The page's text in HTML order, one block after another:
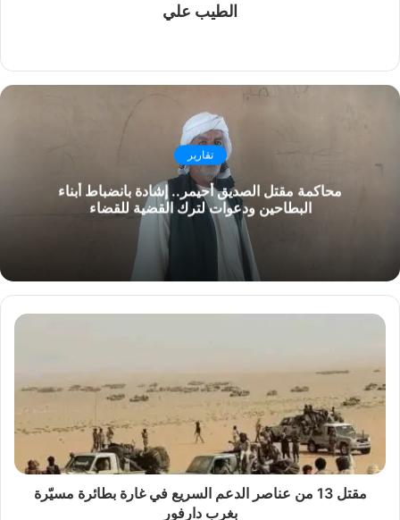
الطيب علي
ق
ا
ل
و
ي
ب
تقارير
محاكمة مقتل الصديق أحيمر.. إشادة بانضباط أبناء
البطاحين ودعوات لترك القضية للقضاء
مقتل 13 من عناصر الدعم السريع في غارة بطائرة مسيّرة
بغرب دارفور